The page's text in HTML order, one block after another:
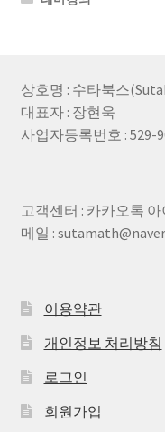
상호명 : 수타북스
대표자 : 장현욱
사업자등록번호 : 529-
고객센터 : 카카오톡
메일 :
이용약관
개인정보 처리방침
로그인
회원가입